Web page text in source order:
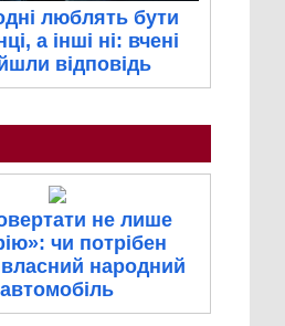
люблять бути
а інші ні: вчені
відповідь
не лише
чи потрібен
власний народний
автомобіль